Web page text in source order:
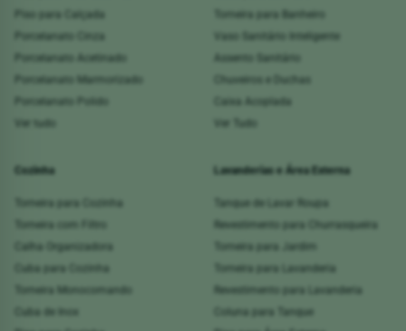
Piso para Calçada
Porcelanato Cinza
Porcelanato Acetinado
Porcelanato Marmorizado
Porcelanato Polido
Ver tudo
Torneira para Banheiro
Vaso Sanitário Inteligente
Assento Sanitário
Chuveiros e Duchas
Caixa Acoplada
Ver Tudo
Cozinha
Torneira para Cozinha
Torneira com Filtro
Calha Organizadora
Cuba para Cozinha
Torneira Monocomando
Cuba de Inox
Lavanderias e Área Externa
Tanque de Lavar Roupa
Revestimento para Churrasqueira
Torneira para Jardim
Torneira para Lavanderia
Revestimento para Lavanderia
Coluna para Tanque